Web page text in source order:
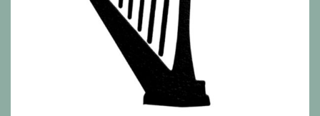
Textilien
bauxili
Stringlies